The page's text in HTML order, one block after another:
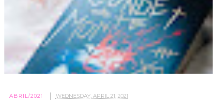
ABRIL/2021 WEDNESDAY, APRIL 21, 2021